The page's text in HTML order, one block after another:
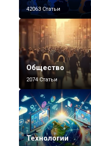
42063 Статьи
Общество
2074 Статьи
Технологии